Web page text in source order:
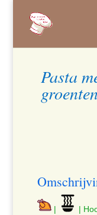
Pasta
| |